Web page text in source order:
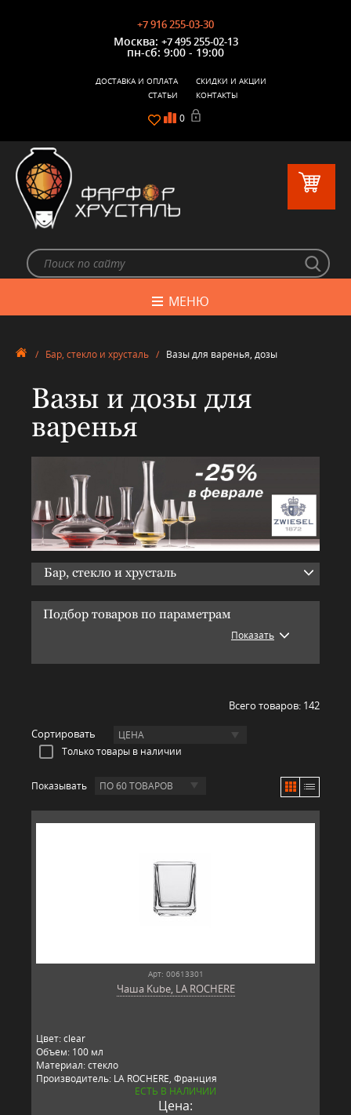
+7 916 255-03-30
Москва: +7 495 255-02-13
пн-сб: 9:00 - 19:00
0
ДОСТАВКА И ОПЛАТА
СКИДКИ И АКЦИИ
СТАТЬИ
КОНТАКТЫ
МЕНЮ
/ Бар, стекло и хрусталь / Вазы для варенья, дозы
Вазы и дозы для
варенья
Бар, стекло и хрусталь
Подбор товаров по параметрам
Показать
Всего товаров: 142
Сортировать
ЦЕНА
Только товары в наличии
Показывать ПО 60 ТОВАРОВ
Арт: 00613301
Чаша Kube, LA ROCHERE
Цвет: clear
Объем: 100 мл
Материал: стекло
Производитель: LA ROCHERE, Франция
ЕСТЬ В НАЛИЧИИ
Цена: